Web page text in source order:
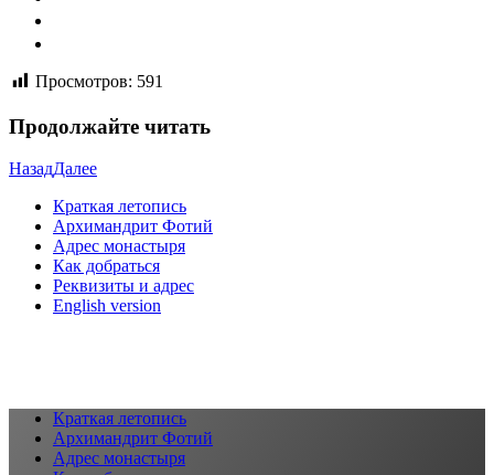
Просмотров: 591
Продолжайте читать
НазадДалее
Краткая летопись
Архимандрит Фотий
Адрес монастыря
Как добраться
Реквизиты и адрес
English version
Краткая летопись
Архимандрит Фотий
Адрес монастыря